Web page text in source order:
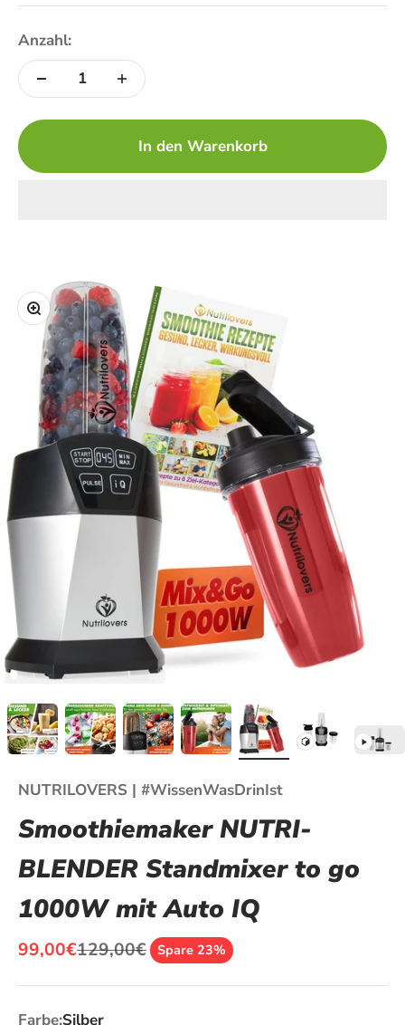
Anzahl:
In den Warenkorb
Bild vergrößern
NUTRILOVERS | #WissenWasDrinIst
Smoothiemaker NUTRI-
BLENDER Standmixer to go
1000W mit Auto IQ
Angebot
99,00€Regulärer Preis
129,00€ Spare 23%
Farbe:Silber